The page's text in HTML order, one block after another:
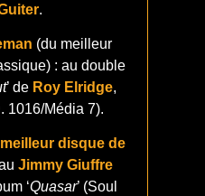
.
(du meilleur
: au double
’ de Roy Elridge,
1016/Média 7).
disque de
Jimmy Giuffre
‘Quasar’ (Soul